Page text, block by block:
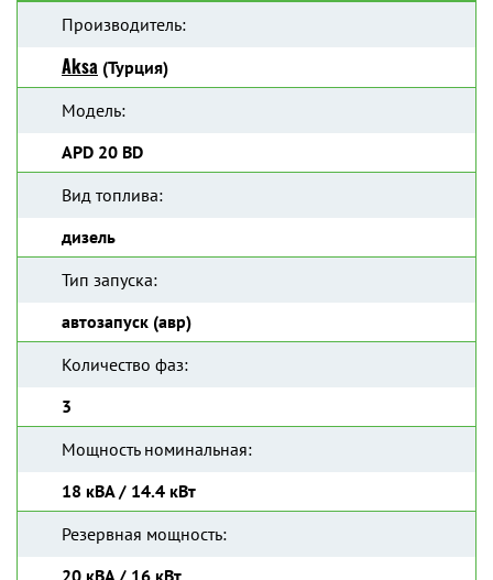
Производитель:
Aksa (Турция)
Модель:
APD 20 BD
Вид топлива:
дизель
Тип запуска:
автозапуск (авр)
Количество фаз:
3
Мощность номинальная:
18 кВА / 14.4 кВт
Резервная мощность:
20 кВА / 16 кВт